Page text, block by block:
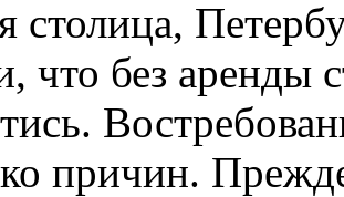
столица,
что без аренды
причин.